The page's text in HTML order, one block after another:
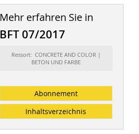
Mehr erfahren Sie in
BFT 07/2017
Ressort: CONCRETE AND COLOR |
BETON UND FARBE
Abonnement
Inhaltsverzeichnis